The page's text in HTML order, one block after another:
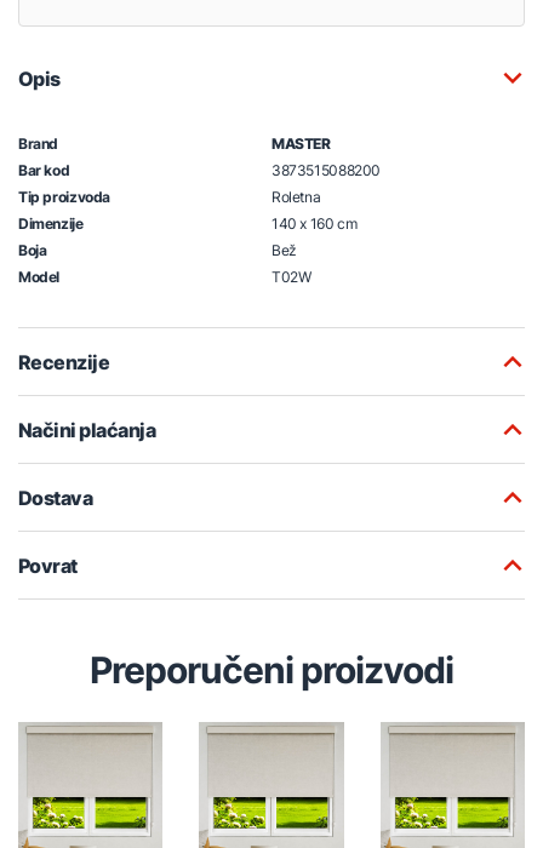
Opis
Brand
MASTER
Bar kod
3873515088200
Tip proizvoda
Roletna
Dimenzije
140 x 160 cm
Boja
Bež
Model
T02W
Recenzije
Načini plaćanja
Dostava
Povrat
Preporučeni proizvodi